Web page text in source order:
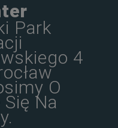
Park
4
O
Na